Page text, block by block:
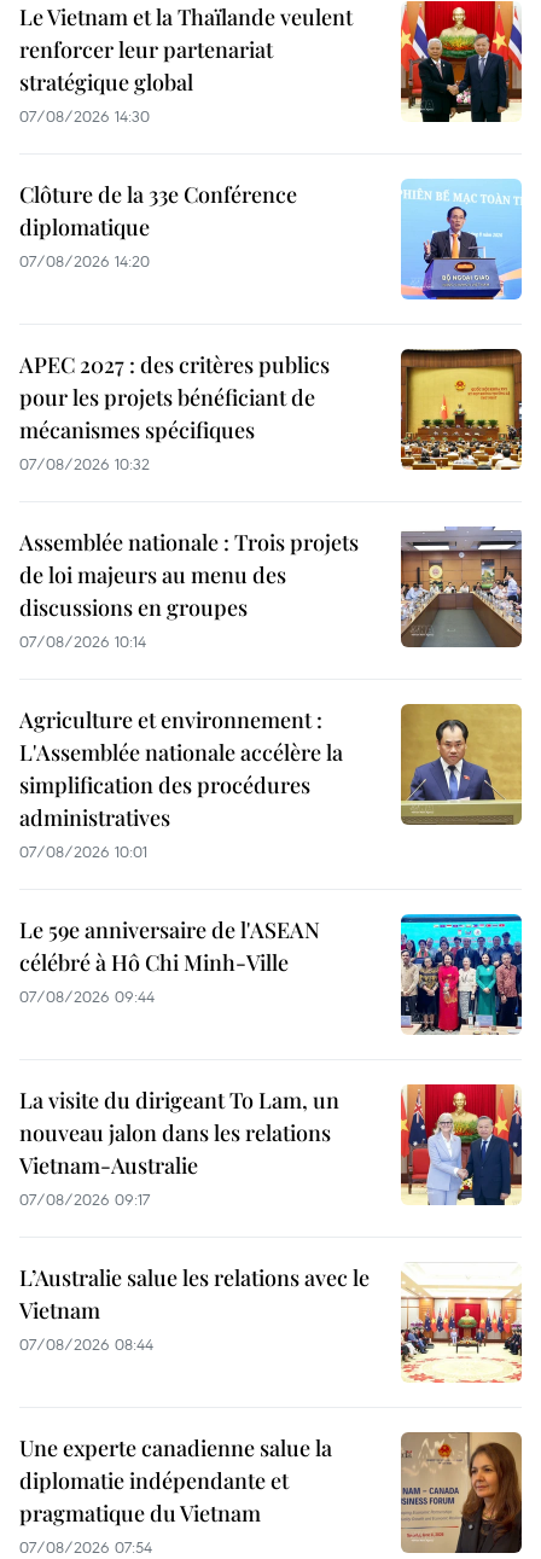
Le Vietnam et la Thaïlande veulent
renforcer leur partenariat
stratégique global
07/08/2026 14:30
Clôture de la 33e Conférence
diplomatique
07/08/2026 14:20
APEC 2027 : des critères publics
pour les projets bénéficiant de
mécanismes spécifiques
07/08/2026 10:32
Assemblée nationale : Trois projets
de loi majeurs au menu des
discussions en groupes
07/08/2026 10:14
Agriculture et environnement :
L'Assemblée nationale accélère la
simplification des procédures
administratives
07/08/2026 10:01
Le 59e anniversaire de l'ASEAN
célébré à Hô Chi Minh-Ville
07/08/2026 09:44
La visite du dirigeant To Lam, un
nouveau jalon dans les relations
Vietnam-Australie
07/08/2026 09:17
L’Australie salue les relations avec le
Vietnam
07/08/2026 08:44
Une experte canadienne salue la
diplomatie indépendante et
pragmatique du Vietnam
07/08/2026 07:54